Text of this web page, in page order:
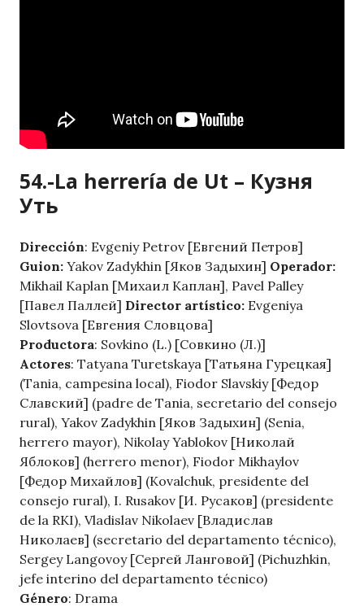
54.-La herrería de Ut – Кузня
Уть
Dirección: Evgeniy Petrov [Евгений Петров]
Guion: Yakov Zadykhin [Яков Задыхин] Operador:
Mikhail Kaplan [Михаил Каплан], Pavel Palley
[Павел Паллей] Director artístico: Evgeniya
Slovtsova [Евгения Словцова]
Productora: Sovkino (L.) [Совкино (Л.)]
Actores: Tatyana Turetskaya [Татьяна Гурецкая]
(Tania, campesina local), Fiodor Slavskiy [Федор
Славский] (padre de Tania, secretario del consejo
rural), Yakov Zadykhin [Яков Задыхин] (Senia,
herrero mayor), Nikolay Yablokov [Николай
Яблоков] (herrero menor), Fiodor Mikhaylov
[Федор Михайлов] (Kovalchuk, presidente del
consejo rural), I. Rusakov [И. Русаков] (presidente
de la RKI), Vladislav Nikolaev [Владислав
Николаев] (secretario del departamento técnico),
Sergey Langovoy [Сергей Ланговой] (Pichuzhkin,
jefe interino del departamento técnico)
Género: Drama